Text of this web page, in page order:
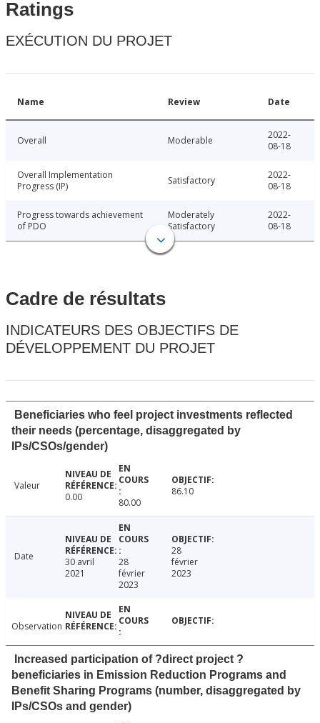
Ratings
EXÉCUTION DU PROJET
Name Review Date
Overall Moderable
2022-
08-18
Overall Implementation
Progress (IP)
Satisfactory
2022-
08-18
Progress towards achievement
of PDO
Moderately
Satisfactory
2022-
08-18
Cadre de résultats
INDICATEURS DES OBJECTIFS DE
DÉVELOPPEMENT DU PROJET
Beneficiaries who feel project investments reflected
their needs (percentage, disaggregated by
IPs/CSOs/gender)
Valeur
0.00
80.00
86.10
Date
30 avril
2021
28
février
2023
28
février
2023
Observation
Increased participation of ?direct project ?
beneficiaries in Emission Reduction Programs and
Benefit Sharing Programs (number, disaggregated by
IPs/CSOs and gender)